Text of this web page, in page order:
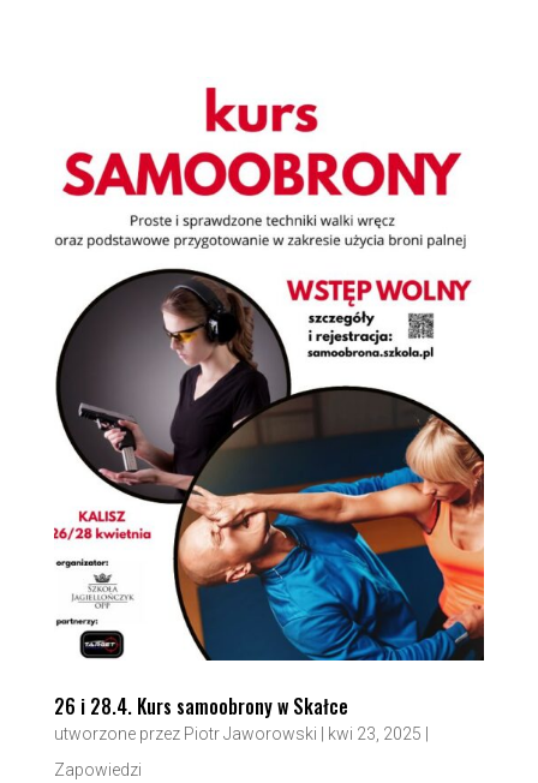
26 i 28.4. Kurs samoobrony w Skałce
utworzone przez Piotr Jaworowski kwi 23, 2025
Zapowiedzi